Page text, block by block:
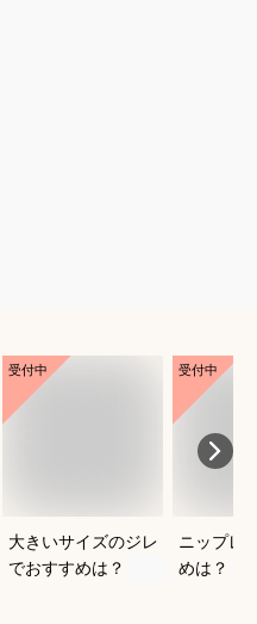
受付中
大きいサイズのジレ
でおすすめは？
受付中
ニップレ
めは？